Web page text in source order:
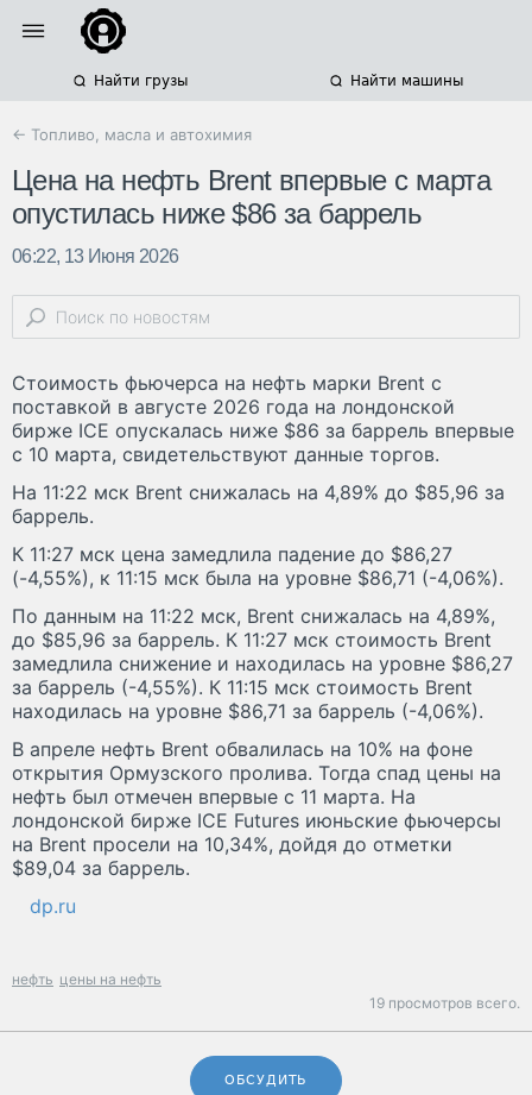
Найти грузы Найти машины
← Топливо, масла и автохимия
Цена на нефть Brent впервые с марта
опустилась ниже $86 за баррель
06:22, 13 Июня 2026
Стоимость фьючерса на нефть марки Brent с
поставкой в августе 2026 года на лондонской
бирже ICE опускалась ниже $86 за баррель впервые
с 10 марта, свидетельствуют данные торгов.
На 11:22 мск Brent снижалась на 4,89% до $85,96 за
баррель.
К 11:27 мск цена замедлила падение до $86,27
(-4,55%), к 11:15 мск была на уровне $86,71 (-4,06%).
По данным на 11:22 мск, Brent снижалась на 4,89%,
до $85,96 за баррель. К 11:27 мск стоимость Brent
замедлила снижение и находилась на уровне $86,27
за баррель (-4,55%). К 11:15 мск стоимость Brent
находилась на уровне $86,71 за баррель (-4,06%).
В апреле нефть Brent обвалилась на 10% на фоне
открытия Ормузского пролива. Тогда спад цены на
нефть был отмечен впервые с 11 марта. На
лондонской бирже ICE Futures июньские фьючерсы
на Brent просели на 10,34%, дойдя до отметки
$89,04 за баррель.
dp.ru
нефть цены на нефть
19 просмотров всего.
ОБСУДИТЬ